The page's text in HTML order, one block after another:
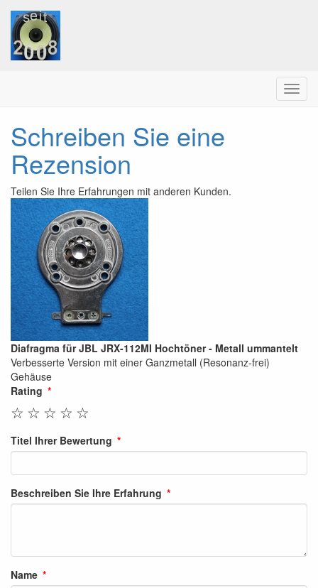
Menu
Schreiben Sie eine
Rezension
Teilen Sie Ihre Erfahrungen mit anderen Kunden.
Diafragma für JBL JRX-112MI Hochtöner - Metall ummantelt
Verbesserte Version mit einer Ganzmetall (Resonanz-frei)
Gehäuse
Rating
☆
☆
☆
☆
☆
Titel Ihrer Bewertung
Beschreiben Sie Ihre Erfahrung
Name